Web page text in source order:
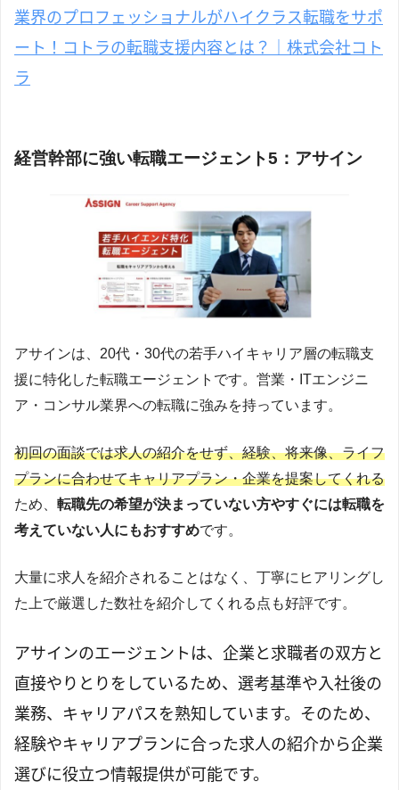
業界のプロフェッショナルがハイクラス転職をサポ
ート！コトラの転職支援内容とは？｜株式会社コト
ラ
経営幹部に強い転職エージェント5：アサイン
アサインは、20代・30代の若手ハイキャリア層の転職支
援に特化した転職エージェントです。営業・ITエンジニ
ア・コンサル業界への転職に強みを持っています。
初回の面談では求人の紹介をせず、経験、将来像、ライフ
プランに合わせてキャリアプラン・企業を提案してくれる
ため、 転職先の希望が決まっていない方やすぐには転職を
考えていない人にもおすすめです。
大量に求人を紹介されることはなく、丁寧にヒアリングし
た上で厳選した数社を紹介してくれる点も好評です。
アサインのエージェントは、企業と求職者の双方と
直接やりとりをしているため、選考基準や入社後の
業務、キャリアパスを熟知しています。そのため、
経験やキャリアプランに合った求人の紹介から企業
選びに役立つ情報提供が可能です。